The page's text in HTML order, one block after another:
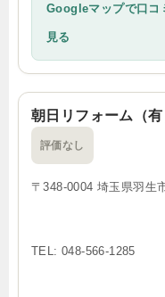
Googleマップで口コ
見る
朝日リフォーム（有
評価なし
〒348-0004 埼玉県羽生
TEL: 048-566-1285